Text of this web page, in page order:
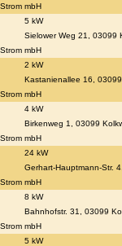
mbH
5 kW
Sielower Weg 21, 03099
mbH
2 kW
Kastanienallee 16,
mbH
4 kW
Birkenweg 1, 03099
mbH
24 kW
Gerhart-Hauptmann-Str.
mbH
8 kW
Bahnhofstr. 31, 03099
mbH
5 kW